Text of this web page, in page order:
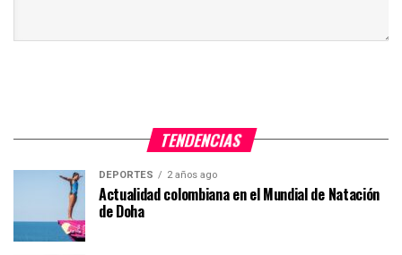
TENDENCIAS
DEPORTES 2 años ago
Actualidad colombiana en el Mundial de Natación
de Doha